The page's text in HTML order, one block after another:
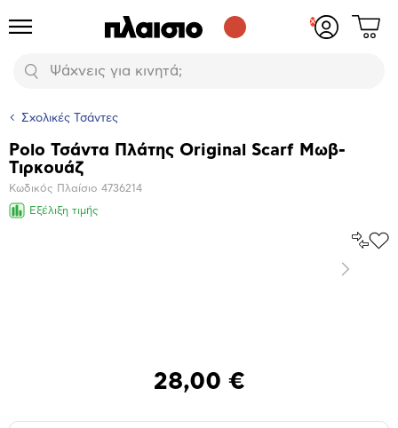
Προϊόντα
Αναζήτηση
Δες
Σχολικές Τσάντες
Βασικά
χαρακτηριστικά
Polo Τσάντα Πλάτης Original Scarf Μωβ-
Τιρκουάζ
Κωδικός Πλαίσιο 4736214
Εξέλιξη τιμής
Επόμενο
28,00 €